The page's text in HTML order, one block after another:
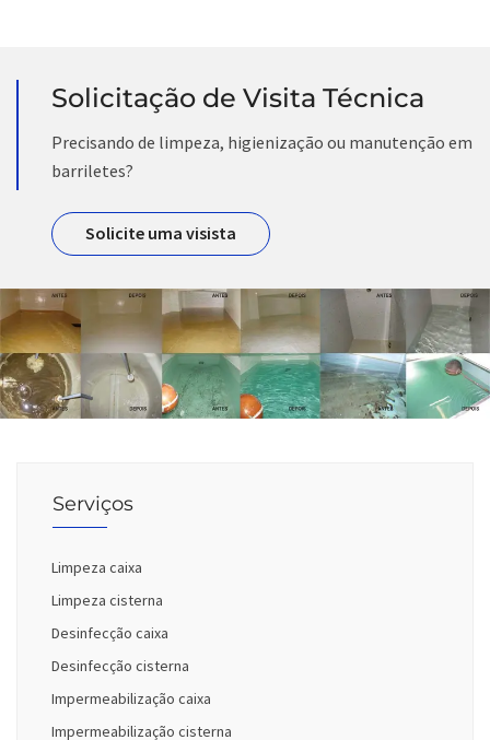
Solicitação de Visita Técnica
Precisando de limpeza, higienização ou manutenção em
barriletes?
Solicite uma visista
Serviços
Limpeza caixa
Limpeza cisterna
Desinfecção caixa
Desinfecção cisterna
Impermeabilização caixa
Impermeabilização cisterna